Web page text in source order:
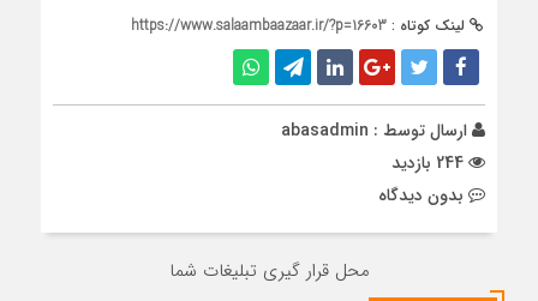
لینک کوتاه : https://www.salaambaazaar.ir/?p=16603
ارسال توسط : abasadmin
بدون دیدگاه
محل قرار گیری تبلیغات شما